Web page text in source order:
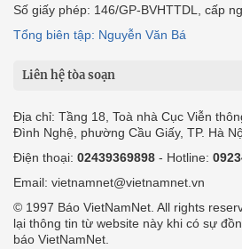
Số giấy phép: 146/GP-BVHTTDL, cấp
Tổng biên tập: Nguyễn Văn Bá
Liên hệ tòa soạn
Địa chỉ: Tầng 18, Toà nhà Cục Viễn
Đình Nghệ, phường Cầu Giấy, TP. Hà
Điện thoại: 02439369898 - Hotline:
Email: vietnamnet@vietnamnet.vn
© 1997 Báo VietNamNet. All rights
lại thông tin từ website này khi có sự
báo VietNamNet.